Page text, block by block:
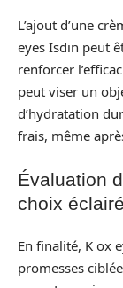
L’ajout d’une
eyes Isdin peut
renforcer
peut viser un
d’hydratation
frais, même
Évaluation
choix éclairé
En finalité, K ox
promesses